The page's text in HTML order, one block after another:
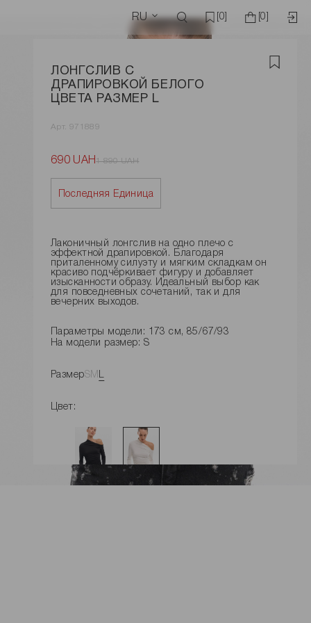
RU [0] [0]
ЛОНГСЛИВ С
ДРАПИРОВКОЙ БЕЛОГО
ЦВЕТА РАЗМЕР L
Арт. 971889
690 UAH1 890 UAH
Последняя Единица
Лаконичный лонгслив на одно плечо с
эффектной драпировкой. Благодаря
приталенному силуэту и мягким складкам он
красиво подчёркивает фигуру и добавляет
изысканности образу. Идеальный выбор как
для повседневных сочетаний, так и для
вечерних выходов.
Параметры модели: 173 см, 85/67/93
На модели размер: S
РазмерSM L
Цвет: